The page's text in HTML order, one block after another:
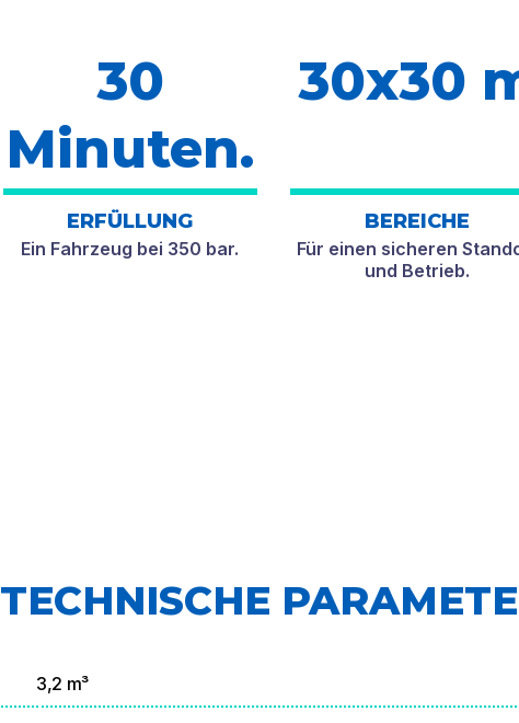
30
Minuten.
30x30
ERFÜLLUNG
Ein Fahrzeug bei 350 bar.
BEREICHE
Für einen sicheren
und Betrieb.
TECHNISCHE
3,2 m³